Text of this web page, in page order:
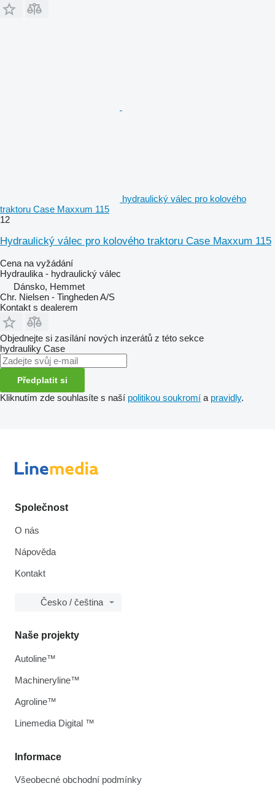
hydraulický válec pro kolového
traktoru Case Maxxum 115
12
Hydraulický válec pro kolového traktoru Case Maxxum 115
Cena na vyžádání
Hydraulika - hydraulický válec
Dánsko, Hemmet
Chr. Nielsen - Tingheden A/S
Kontakt s dealerem
Objednejte si zasílání nových inzerátů z této sekce
hydrauliky Case
Předplatit si
Kliknutím zde souhlasíte s naší politikou soukromí a pravidly.
Společnost
O nás
Nápověda
Kontakt
Česko / čeština
Informace
Všeobecné obchodní podmínky
Naše projekty
Autoline™
Machineryline™
Agroline™
Linemedia Digital ™